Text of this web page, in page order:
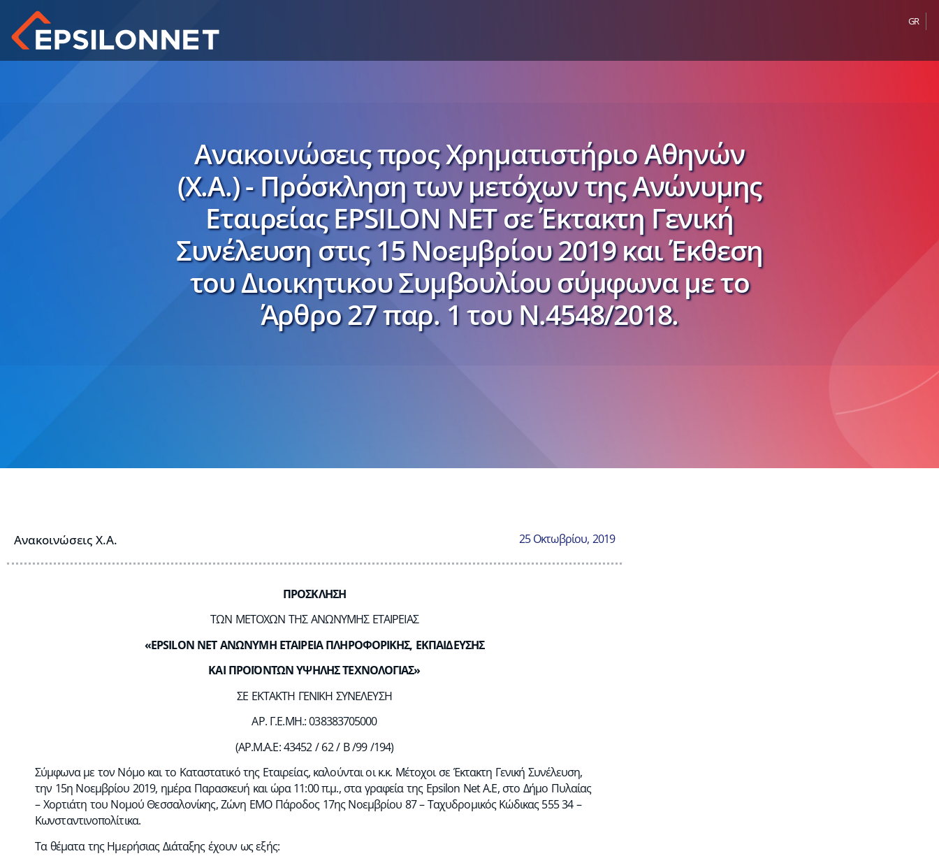
GR
Ανακοινώσεις προς Χρηματιστήριο Αθηνών
(Χ.Α.) - Πρόσκληση των μετόχων της Ανώνυμης
Εταιρείας EPSILON NET σε Έκτακτη Γενική
Συνέλευση στις 15 Νοεμβρίου 2019 και Έκθεση
του Διοικητικου Συμβουλίου σύμφωνα με το
Άρθρο 27 παρ. 1 του Ν.4548/2018.
Ανακοινώσεις Χ.Α. 25 Οκτωβρίου, 2019
ΠΡΟΣΚΛΗΣΗ
ΤΩΝ ΜΕΤΟΧΩΝ ΤΗΣ ΑΝΩΝΥΜΗΣ ΕΤΑΙΡΕΙΑΣ
«EPSILON NET ΑΝΩΝΥΜΗ ΕΤΑΙΡΕΙΑ ΠΛΗΡΟΦΟΡΙΚΗΣ, ΕΚΠΑΙΔΕΥΣΗΣ
ΚΑΙ ΠΡΟΪΟΝΤΩΝ ΥΨΗΛΗΣ ΤΕΧΝΟΛΟΓΙΑΣ»
ΣΕ EKTAKTH ΓΕΝΙΚΗ ΣΥΝΕΛΕΥΣΗ
ΑΡ. Γ.Ε.ΜΗ.: 038383705000
(ΑΡ.Μ.Α.Ε: 43452 / 62 / Β /99 /194)
Σύμφωνα με τον Νόμο και το Καταστατικό της Εταιρείας, καλούνται οι κ.κ. Μέτοχοι σε Έκτακτη Γενική Συνέλευση,
την 15η Νοεμβρίου 2019, ημέρα Παρασκευή και ώρα 11:00 π.μ., στα γραφεία της Epsilon Net A.E, στο Δήμο Πυλαίας
– Χορτιάτη του Νομού Θεσσαλονίκης, Ζώνη ΕΜΟ Πάροδος 17ης Νοεμβρίου 87 – Ταχυδρομικός Κώδικας 555 34 –
Κωνσταντινοπολίτικα.
Τα θέματα της Ημερήσιας Διάταξης έχουν ως εξής: